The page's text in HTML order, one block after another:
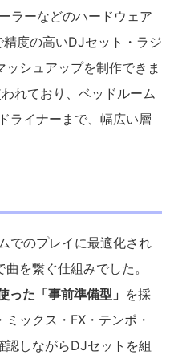
ラーなどのハードウェア
度の高いDJセット・ラジ
シュアップを制作できま
れており、ベッドルーム
ライナーまで、幅広い層
でのプレイに最適化され
を繋ぐ仕組みでした。
った「事前準備型」 を採
ックス・FX・テンポ・
認しながらDJセットを組